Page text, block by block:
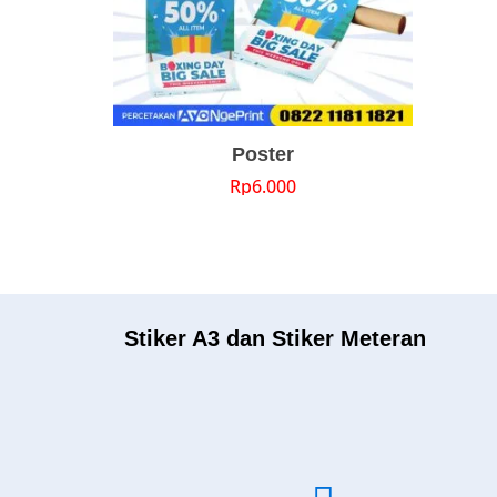
Poster
Rp6.000
Stiker A3 dan Stiker Meteran